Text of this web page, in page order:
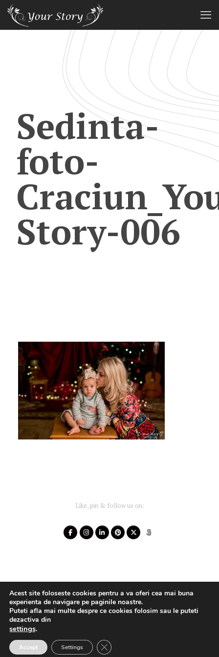
Sedinta-
foto-
Story-006
Like, pin & follow us on:
Acest site foloseste cookies pentru a va oferi cea mai buna
experienta de navigare pe paginile noastre.
Puteti afla mai multe despre ce cookies folosim sau le puteti
dezactiva din
settings.
Accept Settings Close GDPR Cookie Banner